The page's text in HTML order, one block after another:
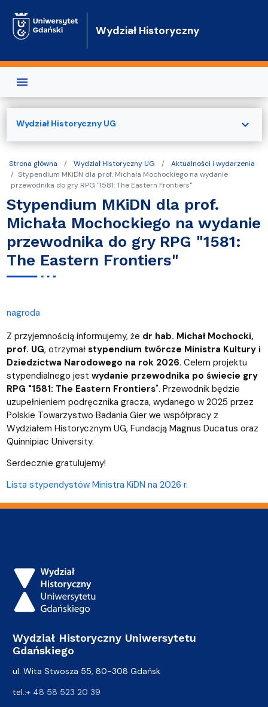
Wydział Historyczny
Strona główna Wydział Historyczny UG
Aktualności i wydarzenia
Stypendium MKiDN dla prof. Michała Mochockiego na wydanie
przewodnika do gry RPG "1581: The Eastern Frontiers"
Stypendium MKiDN dla prof.
Michała Mochockiego na wydanie
przewodnika do gry RPG "1581:
The Eastern Frontiers"
nagroda
Z przyjemnością informujemy, że dr hab. Michał Mochocki,
prof. UG, otrzymał stypendium twórcze Ministra Kultury i
Dziedzictwa Narodowego na rok 2026. Celem projektu
stypendialnego jest wydanie przewodnika po świecie gry
RPG "1581: The Eastern Frontiers". Przewodnik będzie
uzupełnieniem podręcznika gracza, wydanego w 2025 przez
Polskie Towarzystwo Badania Gier we współpracy z
Wydziałem Historycznym UG, Fundacją Magnus Ducatus oraz
Quinnipiac University.
Serdecznie gratulujemy!
Lista stypendystów Ministra KiDN na 2026 r.
Wydział Historyczny UG expand_more
Wydział Historyczny Uniwersytetu
Gdańskiego
ul. Wita Stwosza 55, 80-308 Gdańsk
tel.:+ 48 58 523 20 39